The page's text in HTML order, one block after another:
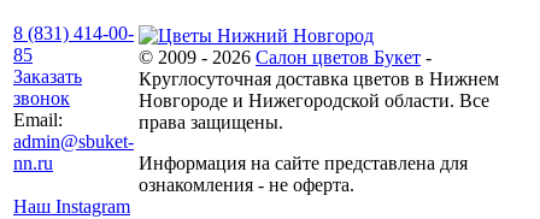
8 (831) 414-00-
85
Заказать
звонок
Email:
admin@sbuket-
nn.ru
Наш Instagram
© 2009 - 2026 Салон цветов Букет -
Круглосуточная доставка цветов в Нижнем
Новгороде и Нижегородской области. Все
права защищены.
Информация на сайте представлена для
ознакомления - не оферта.